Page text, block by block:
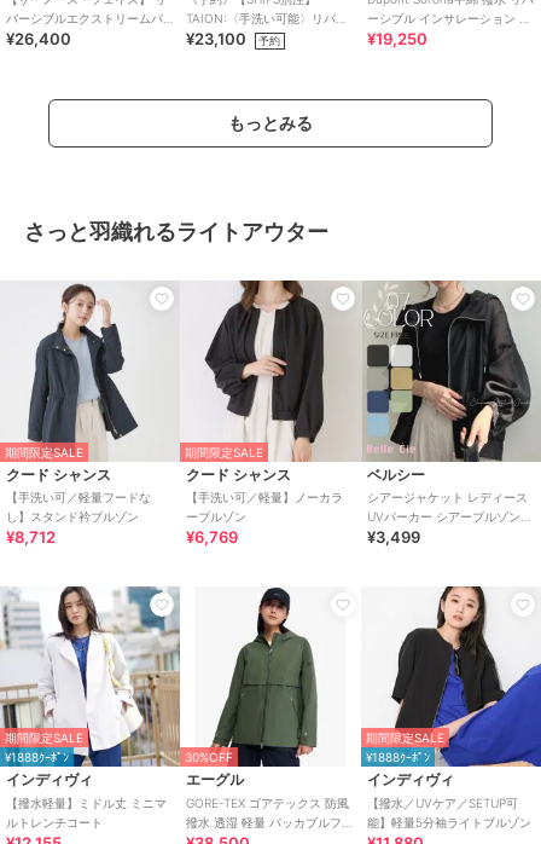
バーシブルエクストリームパ
イルフリースベスト
¥26,400
TAION:〈手洗い可能〉リバー
シブル マルチ WAY ダウン ジ
¥23,100 予約
ーシブル インサレーション キ
ルティングボアベスト
¥19,250
もっとみる
さっと羽織れるライトアウター
期間限定SALE
クード シャンス
【手洗い可／軽量フードな
し】スタンド衿ブルゾン
¥8,712
期間限定SALE
クード シャンス
【手洗い可／軽量】ノーカラ
ーブルゾン
¥6,769
ベルシー
シアージャケット レディース
UVパーカー シアーブルゾン
フードライトアウター 春夏 羽
¥3,499
期間限定SALE
¥1888ｸｰﾎﾟﾝ
インディヴィ
【撥水軽量】ミドル丈 ミニマ
ルトレンチコート
30%OFF
エーグル
GORE-TEX ゴアテックス 防風
撥水 透湿 軽量 パッカブルフー
デッドジャケット
期間限定SALE
¥1888ｸｰﾎﾟﾝ
インディヴィ
【撥水／UVケア／SETUP可
能】軽量5分袖ライトブルゾン